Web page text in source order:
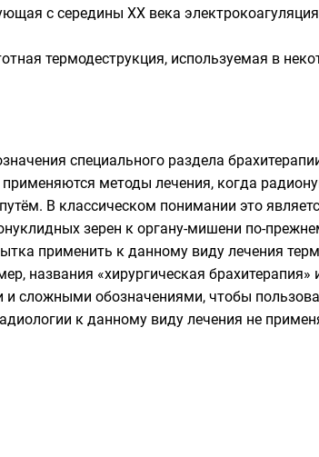
с середины XX века электрокоагуляция
термодеструкция, используемая в
специального раздела
методы лечения, когда
В классическом понимании это
зерен к органу-мишени по-
применить к данному виду лечения
названия «хирургическая брахитерапия»
сложными обозначениями, чтобы
к данному виду лечения не